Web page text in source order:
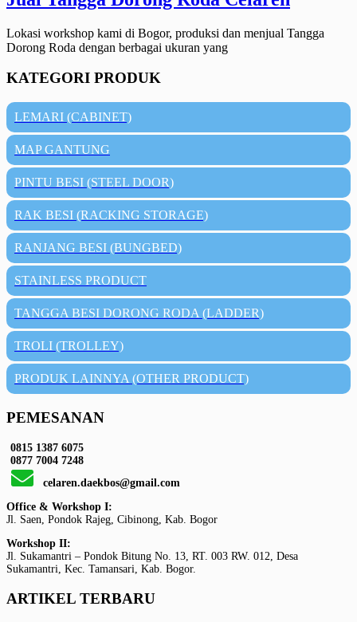
Lokasi workshop kami di Bogor, produksi dan menjual Tangga
Dorong Roda dengan berbagai ukuran yang
KATEGORI PRODUK
LEMARI (CABINET)
MAP GANTUNG
PINTU BESI (STEEL DOOR)
RAK BESI (RACKING STORAGE)
RANJANG BESI (BUNGBED)
STAINLESS PRODUCT
TANGGA BESI DORONG RODA (LADDER)
TROLI (TROLLEY)
PRODUK LAINNYA (OTHER PRODUCT)
PEMESANAN
0815 1387 6075
0877 7004 7248
celaren.daekbos@gmail.com
Office & Workshop I:
Jl. Saen, Pondok Rajeg, Cibinong, Kab. Bogor
Workshop II:
Jl. Sukamantri – Pondok Bitung No. 13, RT. 003 RW. 012, Desa
Sukamantri, Kec. Tamansari, Kab. Bogor.
ARTIKEL TERBARU